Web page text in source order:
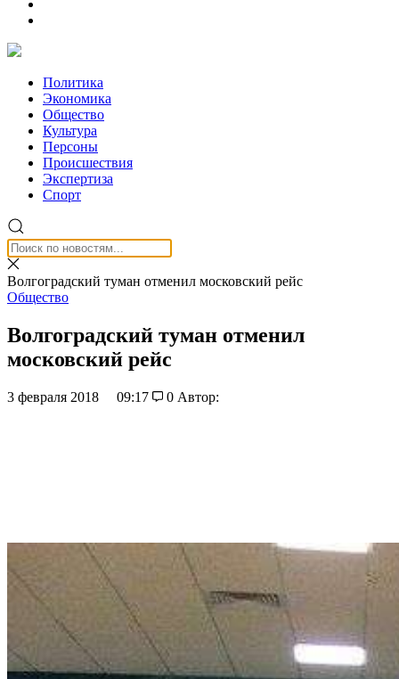
Политика
Экономика
Общество
Культура
Персоны
Происшествия
Экспертиза
Спорт
Волгоградский туман отменил московский рейс
Общество
Волгоградский туман отменил
московский рейс
3 февраля 2018 09:17 0 Автор: